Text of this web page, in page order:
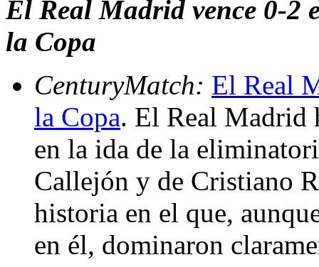
El Real Madrid vence 0-2
la Copa
CenturyMatch: El Real
la Copa. El Real Madrid
en la ida de la
Callejón y de Cristiano
historia en el que,
en él, dominaron